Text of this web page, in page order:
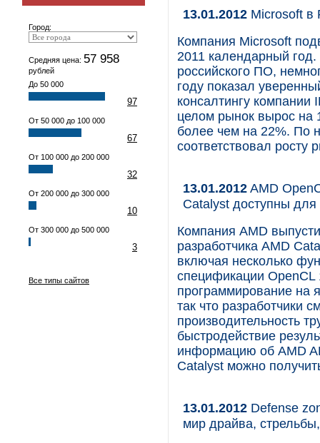
Город:
Средняя цена: 57 958
рублей
До 50 000
97
От 50 000 до 100 000
67
От 100 000 до 200 000
32
От 200 000 до 300 000
10
От 300 000 до 500 000
3
Все типы сайтов
13.01.2012 Microsoft в
Компания Microsoft
2011 календарный
российского ПО,
году показал
консалтингу
целом рынок вырос на
более чем на 22%. По
соответствовал
13.01.2012AMD
Catalyst доступны для
Компания AMD
разработчика AMD
включая несколько
спецификации
программирование на
так что разработчики
производительность
быстродействие
информацию об AMD
Catalyst можно
13.01.2012 Defense
мир драйва,